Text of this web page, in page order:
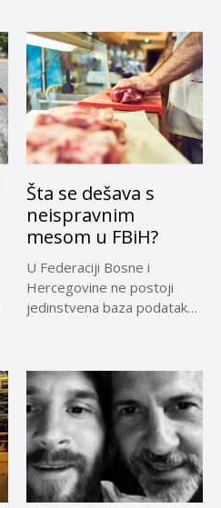
Šta se dešava s
neispravnim
mesom u FBiH?
U Federaciji Bosne i
Hercegovine ne postoji
jedinstvena baza podataka